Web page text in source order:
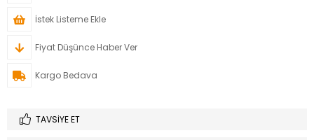
İstek Listeme Ekle
Fiyat Düşünce Haber Ver
Kargo Bedava
TAVSIYE ET